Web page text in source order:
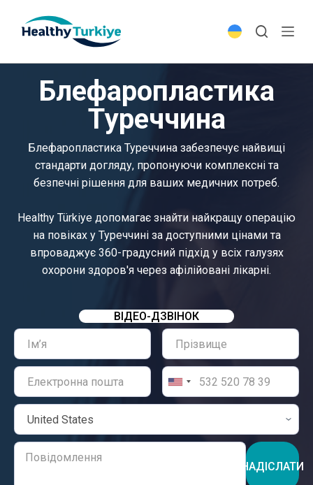
p
Блефаропластика
Туреччина
Блефаропластика Туреччина забезпечує найвищі
стандарти догляду, пропонуючи комплексні та
безпечні рішення для ваших медичних потреб.
Healthy Türkiye допомагає знайти найкращу операцію
на повіках у Туреччині за доступними цінами та
впроваджує 360-градусний підхід у всіх галузях
охорони здоров'я через афілійовані лікарні.
ВІДЕО-ДЗВІНОК
НАДІСЛАТИ